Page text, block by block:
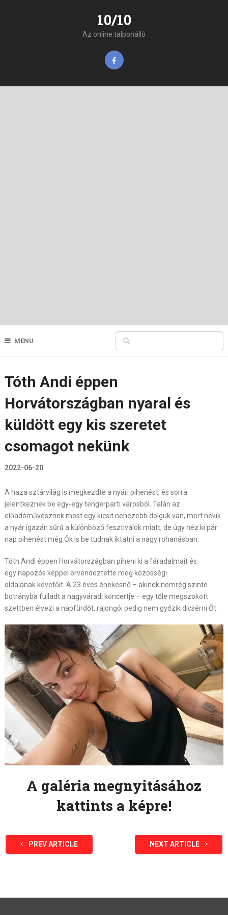
10/10
Az online talponálló
MENU
Tóth Andi éppen
Horvátországban nyaral és
küldött egy kis szeretet
csomagot nekünk
2022-06-20
A haza sztárvilág is megkezdte a nyári pihenést, és sorra
jelentkeznek be egy-egy tengerparti városból. Talán az
előadóművésznek most egy kicsit nehezebb dolguk van, mert nekik
a nyár igazán sűrű a különböző fesztiválok miatt, de úgy néz ki pár
nap pihenést még Ők is be tudnak iktatni a nagy rohanásban.
Tóth Andi éppen Horvátországban piheni ki a fáradalmait és
egy napozós képpel örvendeztette meg közösségi
oldalának követőit. A 23 éves énekesnő – akinek nemrég szinte
botrányba fulladt a nagyváradi koncertje – egy tőle megszokott
szettben élvezi a napfürdőt, rajongói pedig nem győzik dicsérni Őt.
A galéria megnyitásához
kattints a képre!
PREV ARTICLE NEXT ARTICLE